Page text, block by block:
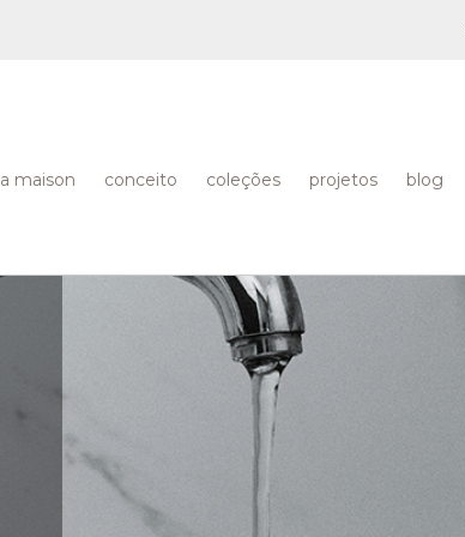
a maison conceito coleções projetos blog